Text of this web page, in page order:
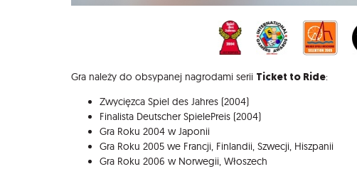
Gra należy do obsypanej nagrodami serii Ticket to Ride:
Zwycięzca Spiel des Jahres (2004)
Finalista Deutscher SpielePreis (2004)
Gra Roku 2004 w Japonii
Gra Roku 2005 we Francji, Finlandii, Szwecji, Hiszpanii
Gra Roku 2006 w Norwegii, Włoszech